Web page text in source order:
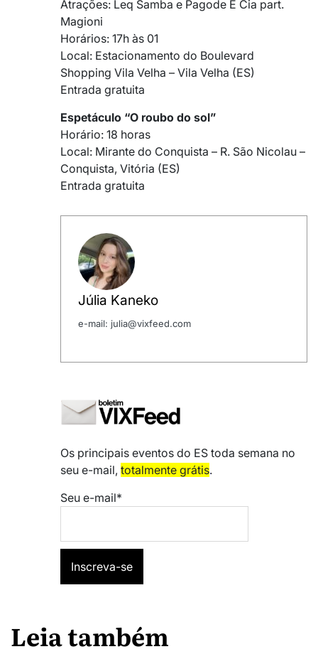
Atrações: Leq Samba e Pagode E Cia part.
Magioni
Horários: 17h às 01
Local: Estacionamento do Boulevard
Shopping Vila Velha – Vila Velha (ES)
Entrada gratuita
Espetáculo “O roubo do sol”
Horário: 18 horas
Local: Mirante do Conquista – R. São Nicolau –
Conquista, Vitória (ES)
Entrada gratuita
Júlia Kaneko
e-mail: julia@vixfeed.com
Os principais eventos do ES toda semana no
seu e-mail, totalmente grátis.
Seu e-mail*
Leia também